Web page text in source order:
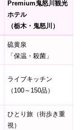
Premium鬼怒川観光
ホテル
（栃木・鬼怒川）
硫黄泉
「保温・殺菌」
ライブキッチン
（100～150品）
ひとり旅（街歩き重
視）